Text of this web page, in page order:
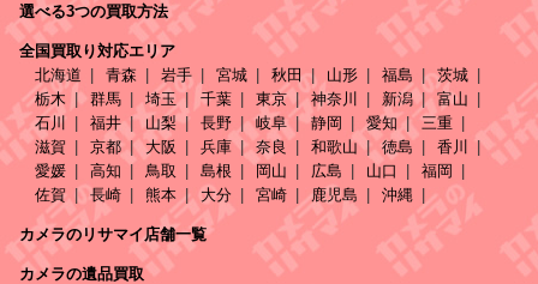
選べる3つの買取方法
全国買取り対応エリア
北海道
青森 岩手 宮城 秋田 山形 福島
茨城
栃木
群馬 埼玉 千葉 東京 神奈川 新潟
富山
石川
福井 山梨 長野 岐阜 静岡 愛知
三重
滋賀
京都 大阪 兵庫 奈良 和歌山 徳島
香川
愛媛
高知 鳥取 島根 岡山 広島 山口
福岡
佐賀
長崎 熊本 大分 宮崎 鹿児島 沖縄
カメラのリサマイ店舗一覧
カメラの遺品買取